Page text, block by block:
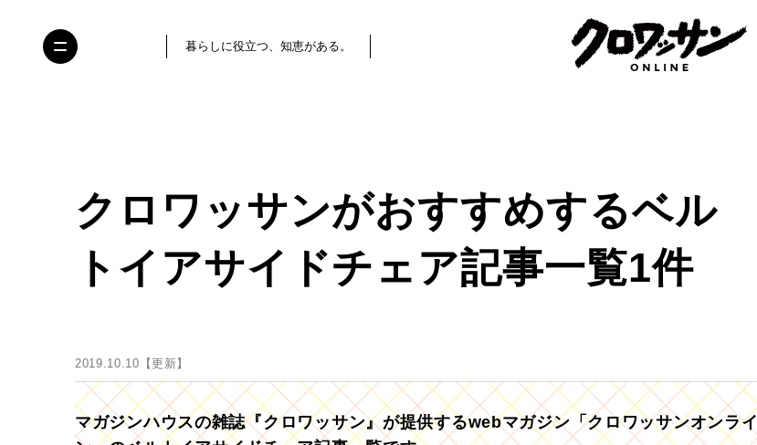
暮らしに役立つ、知恵がある。
クロワッサンがおすすめするベル
トイアサイドチェア記事一覧1件
2019.10.10【更新】
マガジンハウスの雑誌『クロワッサン』が提供するwebマガジン「クロワッサンオンライ